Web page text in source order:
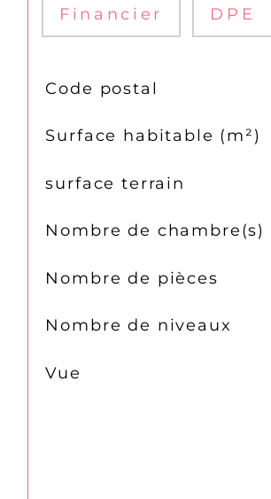
Financier DPE
TRAD_SIROCCO_Caracteristique
Code postal
Surface habitable (m²)
surface terrain
Nombre de chambre(s)
Nombre de pièces
Nombre de niveaux
Vue